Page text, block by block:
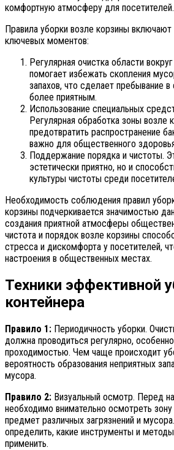
комфортную атмосферу для посетителей.
Правила уборки возле корзины включают
ключевых моментов:
Регулярная очистка области
помогает избежать скопления
запахов, что сделает пребывание
более приятным.
Использование специальных
Регулярная обработка зоны возле
предотвратить распространение
важно для общественного
Поддержание порядка и чистоты.
эстетически приятно, но и
культуры чистоты среди
Необходимость соблюдения правил
корзины подчеркивается значимостью
создания приятной атмосферы
чистота и порядок возле корзины
стресса и дискомфорта у посетителей,
настроения в общественных местах.
Техники эффективной
контейнера
Правило 1: Периодичность уборки.
должна проводиться регулярно,
проходимостью. Чем чаще происходит
вероятность образования неприятных
мусора.
Правило 2: Визуальный осмотр. Перед
необходимо внимательно осмотреть
предмет различных загрязнений и
определить, какие инструменты и
применить.